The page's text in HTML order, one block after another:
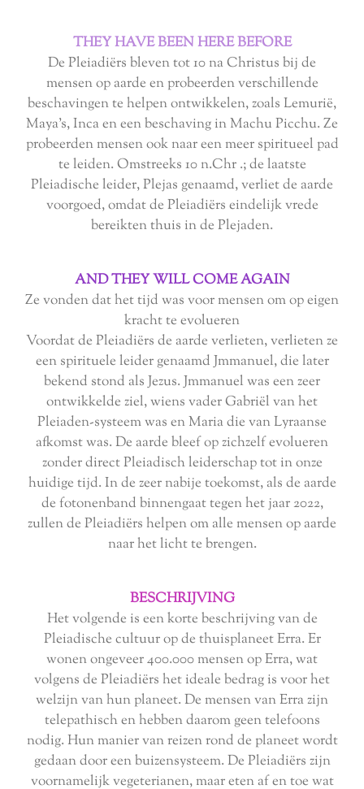
THEY HAVE BEEN HERE BEFORE
De Pleiadiërs bleven tot 10 na Christus bij de
mensen op aarde en probeerden verschillende
beschavingen te helpen ontwikkelen, zoals Lemurië,
Maya's, Inca en een beschaving in Machu Picchu. Ze
probeerden mensen ook naar een meer spiritueel pad
te leiden. Omstreeks 10 n.Chr .; de laatste
Pleiadische leider, Plejas genaamd, verliet de aarde
voorgoed, omdat de Pleiadiërs eindelijk vrede
bereikten thuis in de Plejaden.
AND THEY WILL COME AGAIN
Ze vonden dat het tijd was voor mensen om op eigen
kracht te evolueren
Voordat de Pleiadiërs de aarde verlieten, verlieten ze
een spirituele leider genaamd Jmmanuel, die later
bekend stond als Jezus. Jmmanuel was een zeer
ontwikkelde ziel, wiens vader Gabriël van het
Pleiaden-systeem was en Maria die van Lyraanse
afkomst was. De aarde bleef op zichzelf evolueren
zonder direct Pleiadisch leiderschap tot in onze
huidige tijd. In de zeer nabije toekomst, als de aarde
de fotonenband binnengaat tegen het jaar 2022,
zullen de Pleiadiërs helpen om alle mensen op aarde
naar het licht te brengen.
BESCHRIJVING
Het volgende is een korte beschrijving van de
Pleiadische cultuur op de thuisplaneet Erra. Er
wonen ongeveer 400.000 mensen op Erra, wat
volgens de Pleiadiërs het ideale bedrag is voor het
welzijn van hun planeet. De mensen van Erra zijn
telepathisch en hebben daarom geen telefoons
nodig. Hun manier van reizen rond de planeet wordt
gedaan door een buizensysteem. De Pleiadiërs zijn
voornamelijk vegeterianen, maar eten af ​​en toe wat